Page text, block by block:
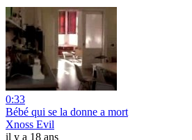
0:33
Bébé qui se la donne a mort
Xnoss Evil
il y a 18 ans